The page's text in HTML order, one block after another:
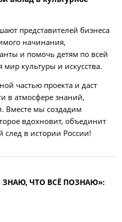
представителей бизнеса
начинания,
и помочь детям по всей
мир культуры и искусства.
частью проекта и даст
в атмосфере знаний,
Вместе мы создадим
вдохновит, объединит
след в истории России!
ЗНАЮ, ЧТО ВСЁ ПОЗНАЮ»: